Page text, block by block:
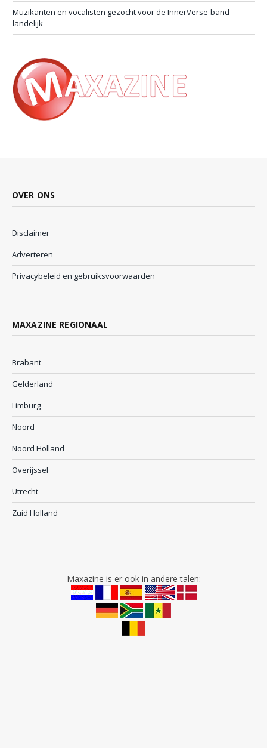
Muzikanten en vocalisten gezocht voor de InnerVerse-band —
landelijk
OVER ONS
Disclaimer
Adverteren
Privacybeleid en gebruiksvoorwaarden
MAXAZINE REGIONAAL
Brabant
Gelderland
Limburg
Noord
Noord Holland
Overijssel
Utrecht
Zuid Holland
Maxazine is er ook in andere talen: